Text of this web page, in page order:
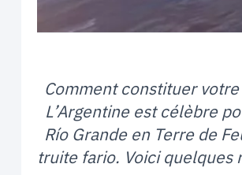
Comment constituer
L’Argentine est célèbre
Río Grande en Terre de
truite fario. Voici quelques